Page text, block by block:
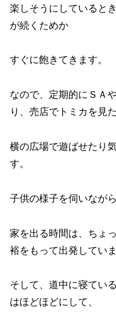
楽しそうにしていると
が続くためか
すぐに飽きてきます。
なので、定期的にＳＡ
り、売店でトミカを見た
横の広場で遊ばせたり
す。
子供の様子を伺いなが
家を出る時間は、ちょ
裕をもって出発していま
そして、道中に寝てい
はほどほどにして、